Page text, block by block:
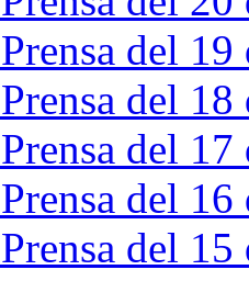
del
del
del
del
del